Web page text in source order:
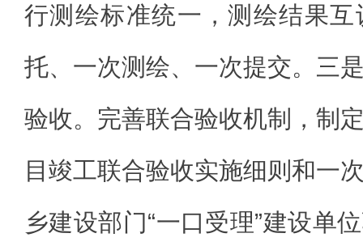
行测绘标准统一，测绘结果
托、一次测绘、一次提交。三
验收。完善联合验收机制，制
目竣工联合验收实施细则和一
乡建设部门“一口受理”建设单